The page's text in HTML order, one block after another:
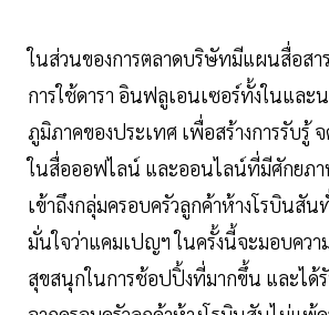
ในส่วนของการตลาดบริษัทมีแผนสื่อส
การใช้ดารา อินฟลูเอนเซอร์ทั้งในและ
ภูมิภาคของประเทศ เพื่อสร้างการรับรู้
ในสื่อออฟไลน์ และออนไลน์ที่มีศักยภ
เข้าถึงกลุ่มครอบครัวลูกค้าห้างโรบินสัน
มั่นใจว่าแคมเปญฯ ในครั้งนี้จะมอบควา
สุขสนุกในการช้อปปิ้งที่มากขึ้น และได้